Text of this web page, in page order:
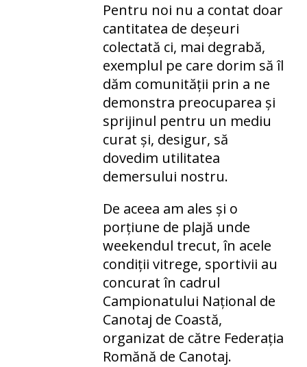
Pentru noi nu a contat doar
cantitatea de deșeuri
colectată ci, mai degrabă,
exemplul pe care dorim să îl
dăm comunității prin a ne
demonstra preocuparea și
sprijinul pentru un mediu
curat și, desigur, să
dovedim utilitatea
demersului nostru.
De aceea am ales și o
porțiune de plajă unde
weekendul trecut, în acele
condiții vitrege, sportivii au
concurat în cadrul
Campionatului Național de
Canotaj de Coastă,
organizat de către Federația
Romănă de Canotaj.